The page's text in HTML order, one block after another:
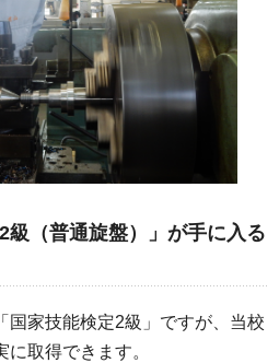
級（普通旋盤）」が手に入る
国家技能検定2級」ですが、当校
取得できます。